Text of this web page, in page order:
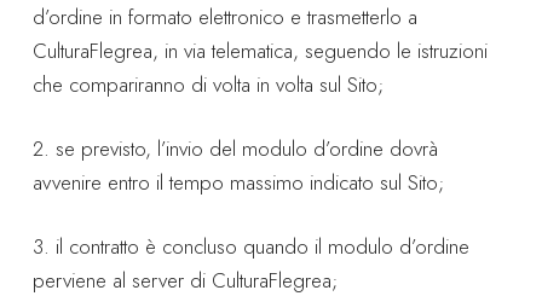
d’ordine in formato elettronico e trasmetterlo a
CulturaFlegrea, in via telematica, seguendo le istruzioni
che compariranno di volta in volta sul Sito;
2. se previsto, l’invio del modulo d’ordine dovrà
avvenire entro il tempo massimo indicato sul Sito;
3. il contratto è concluso quando il modulo d’ordine
perviene al server di CulturaFlegrea;